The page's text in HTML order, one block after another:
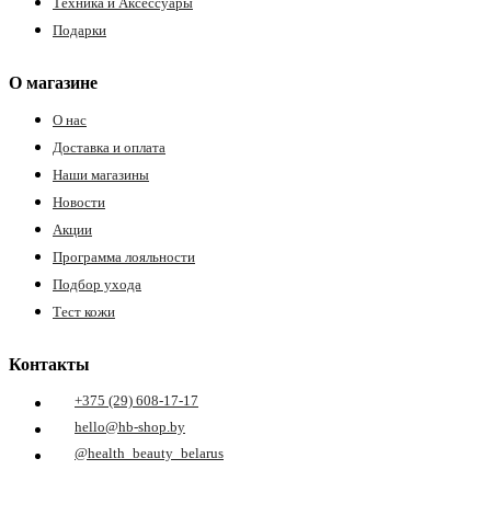
Подарки
О магазине
О нас
Доставка и оплата
Наши магазины
Новости
Акции
Программа лояльности
Подбор ухода
Тест кожи
Контакты
+375 (29) 608-17-17
hello@hb-shop.by
@health_beauty_belarus